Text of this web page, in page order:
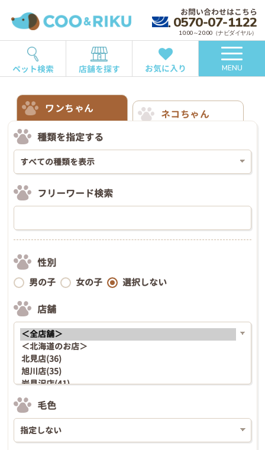
お問い合わせはこちら
0570-07-1122
10:00～20:00（ナビダイヤル）
ペット検索 店舗を探す お気に入り MENU
ワンちゃん
ネコちゃん
種類を指定する
フリーワード検索
性別
男の子 女の子 選択しない
店舗
毛色